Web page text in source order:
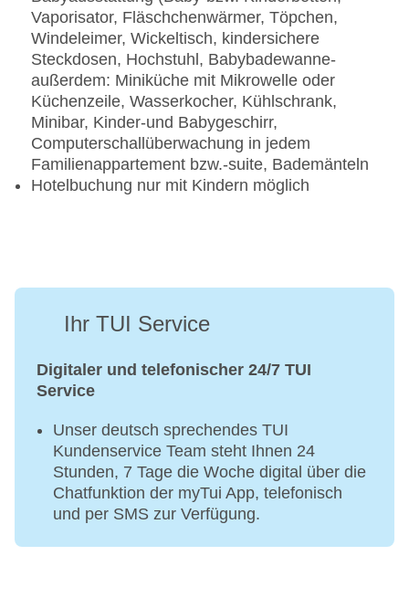
Beauty-/Kosmetikanwendungen: Anti-Aging,
Cellulite-Behandlung, Peeling,
Gesichtsbehandlung, Maniküre, Pediküre
Gegen Gebühr (teils Fremdleistungen)
Wellnessbereich/Spa: „Wald-SPA“
Massagen
Medizinische Anwendungen
Beauty-/Kosmetikcenter „Wald-SPA“:
Vaporisator, Fläschchenwärmer, Töpchen,
Windeleimer, Wickeltisch, kindersichere
Steckdosen, Hochstuhl, Babybadewanne-
außerdem: Miniküche mit Mikrowelle oder
Küchenzeile, Wasserkocher, Kühlschrank,
Minibar, Kinder-und Babygeschirr,
Computerschallüberwachung in jedem
Familienappartement bzw.-suite, Bademänteln
Hotelbuchung nur mit Kindern möglich
Ihr TUI Service
Digitaler und telefonischer 24/7 TUI
Service
Unser deutsch sprechendes TUI
Kundenservice Team steht Ihnen 24
Stunden, 7 Tage die Woche digital über die
Chatfunktion der myTui App, telefonisch
und per SMS zur Verfügung.